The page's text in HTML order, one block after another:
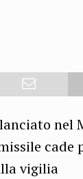
nel
cade
vigilia